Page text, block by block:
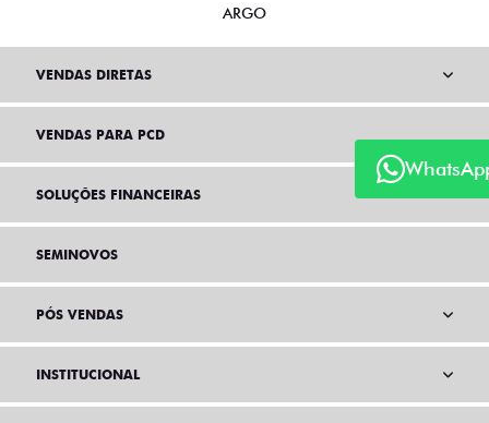
ARGO
VENDAS DIRETAS
VENDAS PARA PCD
SOLUÇÕES FINANCEIRAS
SEMINOVOS
PÓS VENDAS
INSTITUCIONAL